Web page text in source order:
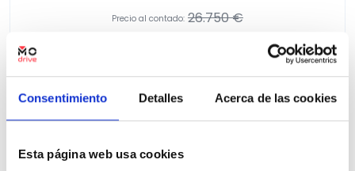
Consentimiento Detalles Acerca de las cookies
Esta página web usa cookies
Precio al contado: 26.750 €